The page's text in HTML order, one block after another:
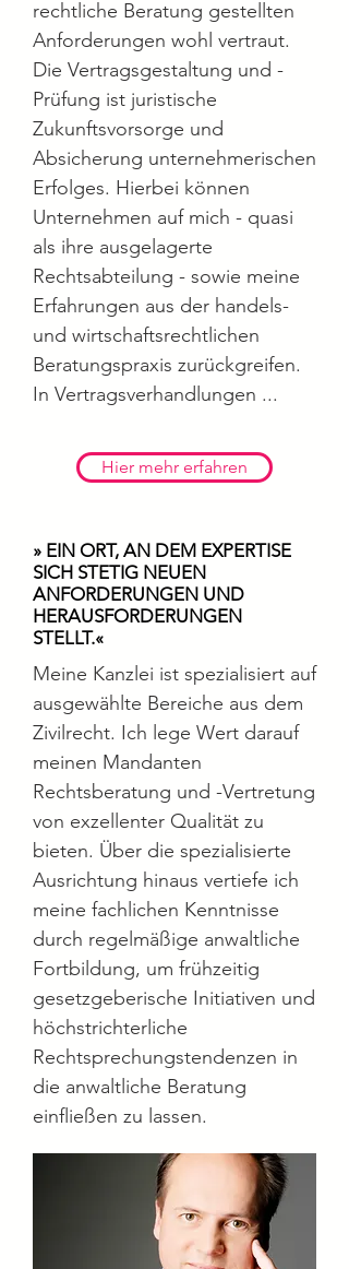
rechtliche Beratung gestellten
Anforderungen wohl vertraut.
Die Vertragsgestaltung und -
Prüfung ist juristische
Zukunftsvorsorge und
Absicherung unternehmerischen
Erfolges. Hierbei können
Unternehmen auf mich - quasi
als ihre ausgelagerte
Rechtsabteilung - sowie meine
Erfahrungen aus der handels-
und wirtschaftsrechtlichen
Beratungspraxis zurückgreifen.
In Vertragsverhandlungen ...
Hier mehr erfahren
» EIN ORT, AN DEM EXPERTISE
SICH STETIG NEUEN
ANFORDERUNGEN UND
HERAUSFORDERUNGEN
STELLT.«
Meine Kanzlei ist spezialisiert auf
ausgewählte Bereiche aus dem
Zivilrecht. Ich lege Wert darauf
meinen Mandanten
Rechtsberatung und -Vertretung
von exzellenter Qualität zu
bieten. Über die spezialisierte
Ausrichtung hinaus vertiefe ich
meine fachlichen Kenntnisse
durch regelmäßige anwaltliche
Fortbildung, um frühzeitig
gesetzgeberische Initiativen und
höchstrichterliche
Rechtsprechungstendenzen in
die anwaltliche Beratung
einfließen zu lassen.